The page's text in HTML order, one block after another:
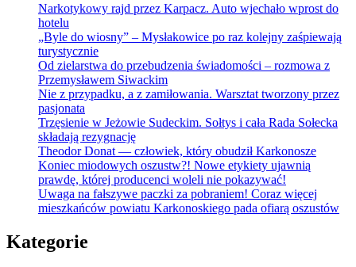
Narkotykowy rajd przez Karpacz. Auto wjechało wprost do
hotelu
„Byle do wiosny” – Mysłakowice po raz kolejny zaśpiewają
turystycznie
Od zielarstwa do przebudzenia świadomości – rozmowa z
Przemysławem Siwackim
Nie z przypadku, a z zamiłowania. Warsztat tworzony przez
pasjonata
Trzęsienie w Jeżowie Sudeckim. Sołtys i cała Rada Sołecka
składają rezygnację
Theodor Donat — człowiek, który obudził Karkonosze
Koniec miodowych oszustw?! Nowe etykiety ujawnią
prawdę, której producenci woleli nie pokazywać!
Uwaga na fałszywe paczki za pobraniem! Coraz więcej
mieszkańców powiatu Karkonoskiego pada ofiarą oszustów
Kategorie